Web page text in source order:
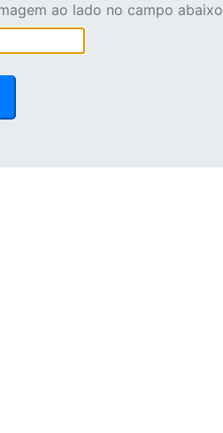
ao lado no campo abaixo